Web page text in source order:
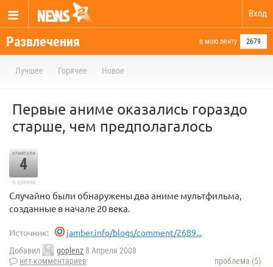
Вход
Развлечения в мою ленту 2679
Лучшее Горячее Новое
Первые аниме оказались гораздо
старше, чем предполагалось
отметили
4
в архиве
Случайно были обнаружены два аниме мультфильма,
созданные в начале 20 века.
Источник: jamber.info/blogs/comment/2689...
Добавил goplenz 8 Апреля 2008
нет комментариев
проблема (5)